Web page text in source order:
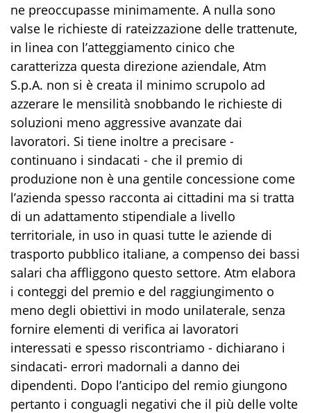
ne preoccupasse minimamente. A nulla sono
valse le richieste di rateizzazione delle trattenute,
in linea con l’atteggiamento cinico che
caratterizza questa direzione aziendale, Atm
S.p.A. non si è creata il minimo scrupolo ad
azzerare le mensilità snobbando le richieste di
soluzioni meno aggressive avanzate dai
lavoratori. Si tiene inoltre a precisare -
continuano i sindacati - che il premio di
produzione non è una gentile concessione come
l’azienda spesso racconta ai cittadini ma si tratta
di un adattamento stipendiale a livello
territoriale, in uso in quasi tutte le aziende di
trasporto pubblico italiane, a compenso dei bassi
salari cha affliggono questo settore. Atm elabora
i conteggi del premio e del raggiungimento o
meno degli obiettivi in modo unilaterale, senza
fornire elementi di verifica ai lavoratori
interessati e spesso riscontriamo - dichiarano i
sindacati- errori madornali a danno dei
dipendenti. Dopo l’anticipo del remio giungono
pertanto i conguagli negativi che il più delle volte